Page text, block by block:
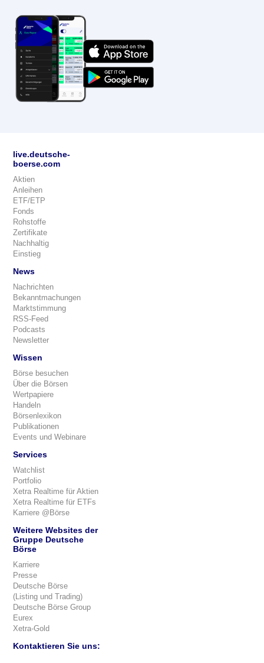
live.deutsche-
boerse.com
Aktien
Anleihen
ETF/ETP
Fonds
Rohstoffe
Zertifikate
Nachhaltig
Einstieg
News
Nachrichten
Bekanntmachungen
Marktstimmung
RSS-Feed
Podcasts
Newsletter
Wissen
Börse besuchen
Über die Börsen
Wertpapiere
Handeln
Börsenlexikon
Publikationen
Events und Webinare
Services
Watchlist
Portfolio
Xetra Realtime für Aktien
Xetra Realtime für ETFs
Karriere @Börse
Weitere Websites der
Gruppe Deutsche
Börse
Karriere
Presse
Deutsche Börse
(Listing und Trading)
Deutsche Börse Group
Eurex
Xetra-Gold
Kontaktieren Sie uns: